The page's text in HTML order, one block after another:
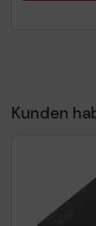
Kunden